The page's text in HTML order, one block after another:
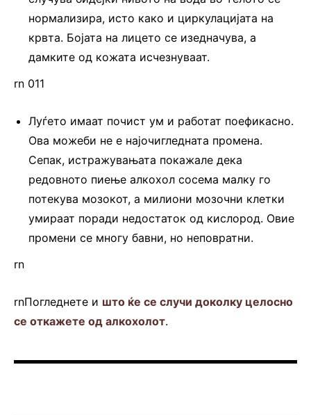
нормализира, исто како и циркулацијата на
крвта. Бојата на лицето се изедначува, а
дамките од кожата исчезнуваат.
rn 011
Луѓето имаат почист ум и работат поефикасно.
Ова можеби не е најочигледната промена.
Сепак, истражувањата покажале дека
редовното пиење алкохол сосема малку го
потекува мозокот, а милиони мозочни клетки
умираат поради недостаток од кислород. Овие
промени се многу бавни, но неповратни.
rn
rnПогледнете и што ќе се случи доколку целосно
се откажете од алкохолот.